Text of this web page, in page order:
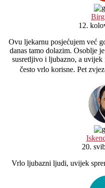
12.
Ovu ljekarnu posjećujem već
danas tamo dolazim. Osoblje
susretljivo i ljubazno, a uvijek
često vrlo korisne. Pet
20.
Vrlo ljubazni ljudi, uvijek